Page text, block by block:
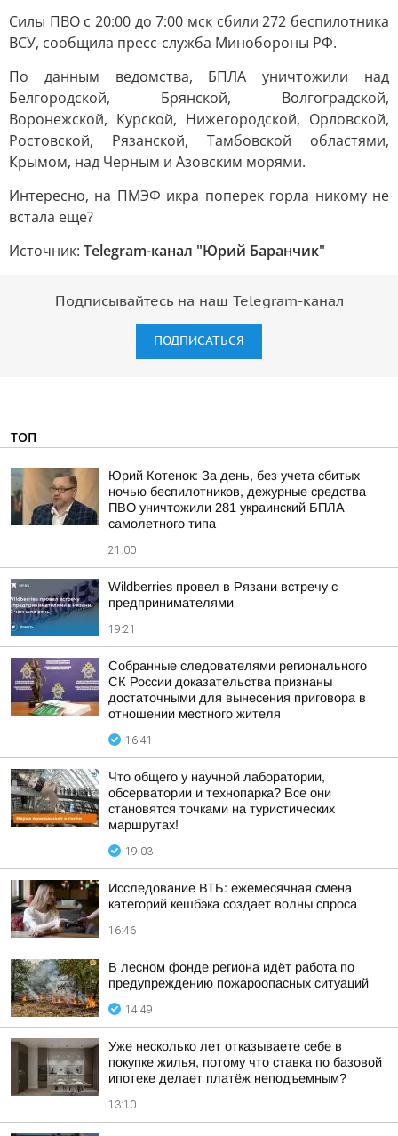
Силы ПВО с 20:00 до 7:00 мск сбили 272 беспилотника
ВСУ, сообщила пресс-служба Минобороны РФ.
По данным ведомства, БПЛА уничтожили над
Белгородской, Брянской, Волгоградской,
Воронежской, Курской, Нижегородской, Орловской,
Ростовской, Рязанской, Тамбовской областями,
Крымом, над Черным и Азовским морями.
Интересно, на ПМЭФ икра поперек горла никому не
встала еще?
Источник: Telegram-канал "Юрий Баранчик"
Подписывайтесь на наш Telegram-канал
ПОДПИСАТЬСЯ
ТОП
Юрий Котенок: За день, без учета сбитых
ночью беспилотников, дежурные средства
ПВО уничтожили 281 украинский БПЛА
самолетного типа
21:00
Wildberries провел в Рязани встречу с
предпринимателями
19:21
Собранные следователями регионального
СК России доказательства признаны
достаточными для вынесения приговора в
отношении местного жителя
16:41
Что общего у научной лаборатории,
обсерватории и технопарка? Все они
становятся точками на туристических
маршрутах!
19:03
Исследование ВТБ: ежемесячная смена
категорий кешбэка создает волны спроса
16:46
В лесном фонде региона идёт работа по
предупреждению пожароопасных ситуаций
14:49
Уже несколько лет отказываете себе в
покупке жилья, потому что ставка по базовой
ипотеке делает платёж неподъемным?
13:10